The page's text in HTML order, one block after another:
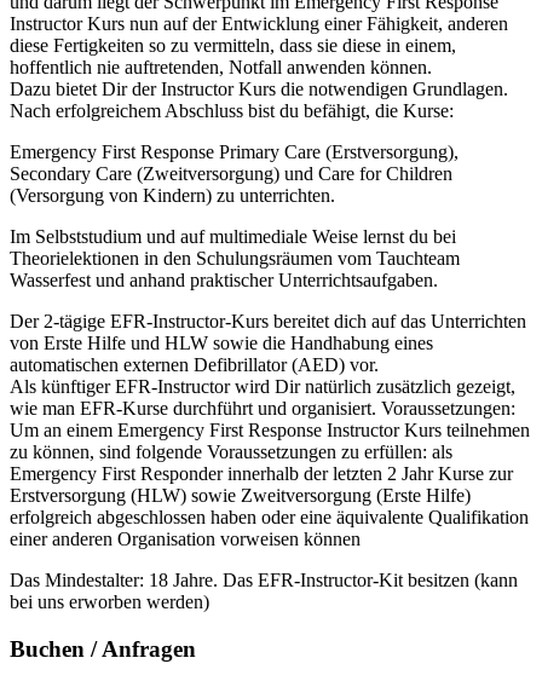
Instructor Kurs nun auf der Entwicklung einer Fähigkeit, anderen
diese Fertigkeiten so zu vermitteln, dass sie diese in einem,
hoffentlich nie auftretenden, Notfall anwenden können.
Dazu bietet Dir der Instructor Kurs die notwendigen Grundlagen.
Nach erfolgreichem Abschluss bist du befähigt, die Kurse:
Emergency First Response Primary Care (Erstversorgung),
Secondary Care (Zweitversorgung) und Care for Children
(Versorgung von Kindern) zu unterrichten.
Im Selbststudium und auf multimediale Weise lernst du bei
Theorielektionen in den Schulungsräumen vom Tauchteam
Wasserfest und anhand praktischer Unterrichtsaufgaben.
Der 2-tägige EFR-Instructor-Kurs bereitet dich auf das Unterrichten
von Erste Hilfe und HLW sowie die Handhabung eines
automatischen externen Defibrillator (AED) vor.
Als künftiger EFR-Instructor wird Dir natürlich zusätzlich gezeigt,
wie man EFR-Kurse durchführt und organisiert. Voraussetzungen:
Um an einem Emergency First Response Instructor Kurs teilnehmen
zu können, sind folgende Voraussetzungen zu erfüllen: als
Emergency First Responder innerhalb der letzten 2 Jahr Kurse zur
Erstversorgung (HLW) sowie Zweitversorgung (Erste Hilfe)
erfolgreich abgeschlossen haben oder eine äquivalente Qualifikation
einer anderen Organisation vorweisen können
Das Mindestalter: 18 Jahre. Das EFR-Instructor-Kit besitzen (kann
bei uns erworben werden)
Buchen / Anfragen